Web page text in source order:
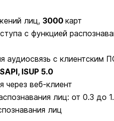
лиц, 3000 карт
с функцией
аудиосвязь с
ISUP 5.0
через веб-клиент
лиц: от 0.3 до
лиц